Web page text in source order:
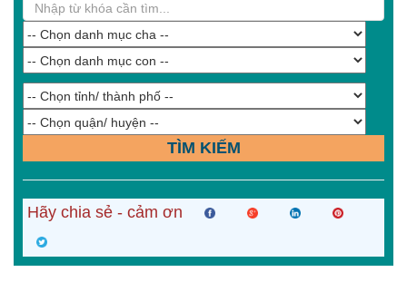
TÌM KIẾM
Hãy chia sẻ - cảm ơn